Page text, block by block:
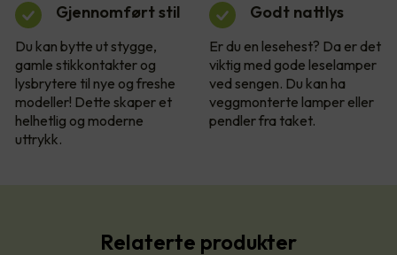
Gjennomført stil
Du kan bytte ut stygge,
gamle stikkontakter og
lysbrytere til nye og freshe
modeller! Dette skaper et
helhetlig og moderne
uttrykk.
Godt nattlys
Er du en lesehest? Da er det
viktig med gode leselamper
ved sengen. Du kan ha
veggmonterte lamper eller
pendler fra taket.
Relaterte produkter